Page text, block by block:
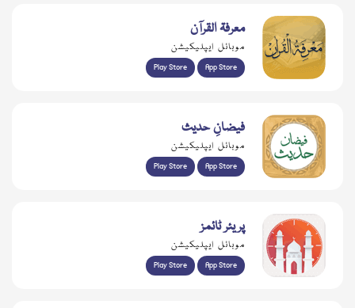
معرفۃ القرآن
موبائل ایپلیکیشن
Play Store App Store
فیضانِ حدیث
موبائل ایپلیکیشن
Play Store App Store
پریئر ٹائمز
موبائل ایپلیکیشن
Play Store App Store